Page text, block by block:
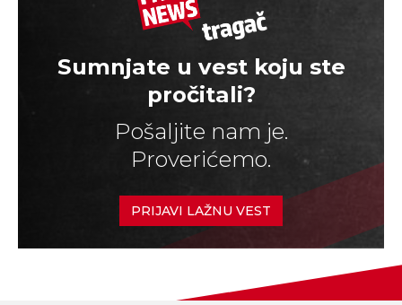
Sumnjate u vest koju ste
pročitali?
Pošaljite nam je.
Proverićemo.
PRIJAVI LAŽNU VEST